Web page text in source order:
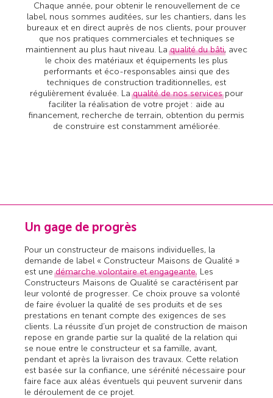
Chaque année, pour obtenir le renouvellement de ce
label, nous sommes auditées, sur les chantiers, dans les
bureaux et en direct auprès de nos clients, pour prouver
que nos pratiques commerciales et techniques se
maintiennent au plus haut niveau. Laqualité du bâti, avec
le choix des matériaux et équipements les plus
performants et éco-responsables ainsi que des
techniques de construction traditionnelles, est
régulièrement évaluée. Laqualité de nos servicespour
faciliter la réalisation de votre projet : aide au
financement, recherche de terrain, obtention du permis
de construire est constamment améliorée.
Un gage de progrès
Pour un constructeur de maisons individuelles, la
demande de label « Constructeur Maisons de Qualité »
est unedémarche volontaire et engageante. Les
Constructeurs Maisons de Qualité se caractérisent par
leur volonté de progresser. Ce choix prouve sa volonté
de faire évoluer la qualité de ses produits et de ses
prestations en tenant compte des exigences de ses
clients. La réussite d’un projet de construction de maison
repose en grande partie sur la qualité de la relation qui
se noue entre le constructeur et sa famille, avant,
pendant et après la livraison des travaux. Cette relation
est basée sur la confiance, une sérénité nécessaire pour
faire face aux aléas éventuels qui peuvent survenir dans
le déroulement de ce projet.